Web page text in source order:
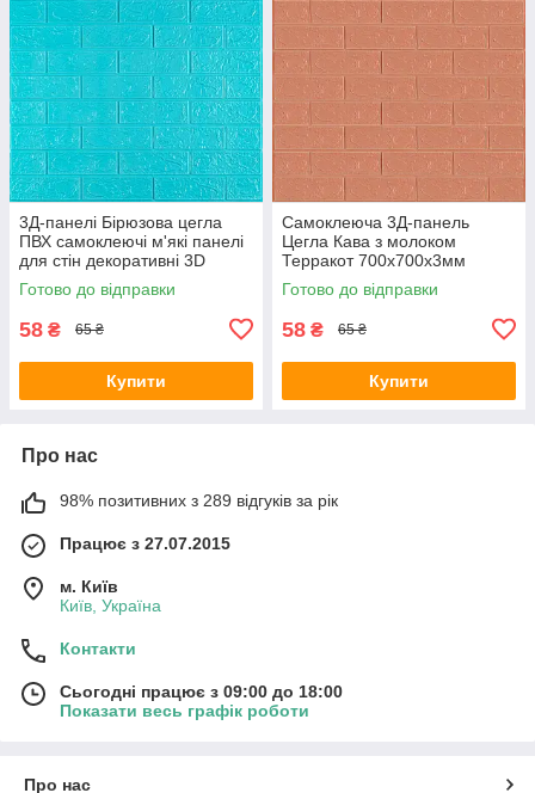
3Д-панелі Бірюзова цегла
ПВХ самоклеючі м'які панелі
для стін декоративні 3D
700x770x3 мм (2-3мм) SW-
00000573
Готово до відправки
58 ₴ 65 ₴
Купити
Самоклеюча 3Д-панель
Цегла Кава з молоком
Терракот 700x700x3мм
цегляна кладка декоративні
панелі SW-00001716
Готово до відправки
58 ₴ 65 ₴
Купити
Про нас
98% позитивних з 289 відгуків за рік
Працює з 27.07.2015
м. Київ
Київ, Україна
Контакти
Сьогодні працює з 09:00 до 18:00
Показати весь графік роботи
Про нас